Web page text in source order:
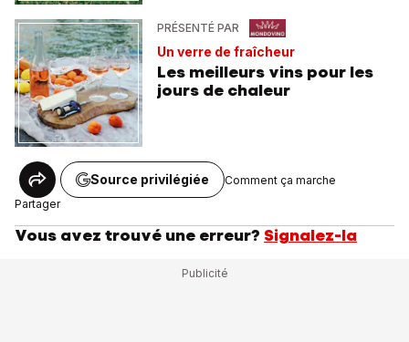
PRÉSENTÉ PAR
Un verre de fraîcheur
Les meilleurs vins pour les
jours de chaleur
Partager
Source privilégiée Comment ça marche
Vous avez trouvé une erreur? Signalez-la